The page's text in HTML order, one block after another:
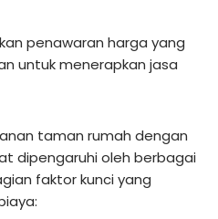
penawaran harga yang
untuk menerapkan jasa
taman rumah dengan
dipengaruhi oleh berbagai
faktor kunci yang